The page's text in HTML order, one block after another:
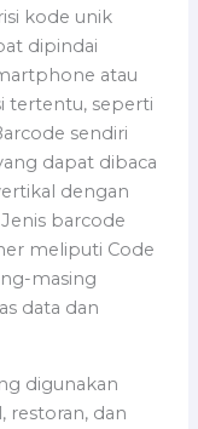
kode unik
dipindai
atau
tertentu, seperti
sendiri
dapat dibaca
dengan
barcode
meliputi Code
masing
data dan
digunakan
restoran, dan